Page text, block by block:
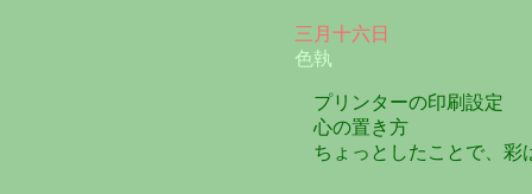
三月十六日
色執
プリンターの印刷設定
心の置き方
ちょっとしたことで、彩